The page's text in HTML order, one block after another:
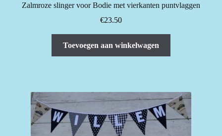
Zalmroze slinger voor Bodie met vierkanten puntvlaggen
€23.50
Toevoegen aan winkelwagen